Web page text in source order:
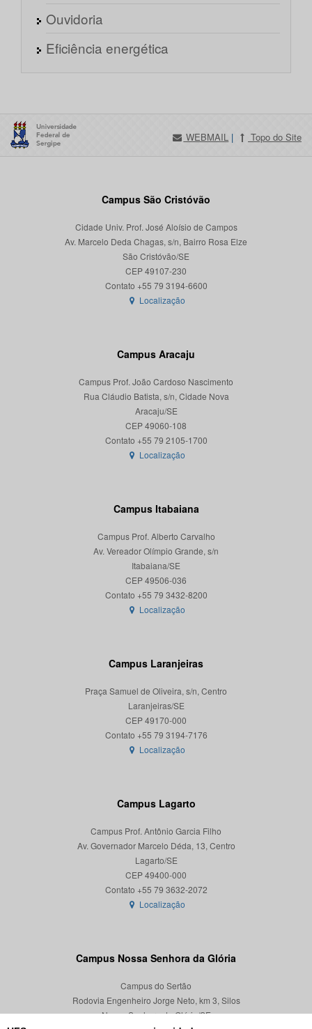
Ouvidoria
Eficiência energética
WEBMAIL | Topo do Site
Campus São Cristóvão
Cidade Univ. Prof. José Aloísio de Campos
Av. Marcelo Deda Chagas, s/n, Bairro Rosa Elze
São Cristóvão/SE
CEP 49107-230
Localização
Campus Aracaju
Campus Prof. João Cardoso Nascimento
Rua Cláudio Batista, s/n, Cidade Nova
Aracaju/SE
CEP 49060-108
Localização
Campus Itabaiana
Campus Prof. Alberto Carvalho
Av. Vereador Olímpio Grande, s/n
Itabaiana/SE
CEP 49506-036
Localização
Campus Laranjeiras
Praça Samuel de Oliveira, s/n, Centro
Laranjeiras/SE
CEP 49170-000
Localização
Campus Lagarto
Campus Prof. Antônio Garcia Filho
Av. Governador Marcelo Déda, 13, Centro
Lagarto/SE
CEP 49400-000
Localização
Campus Nossa Senhora da Glória
Campus do Sertão
Rodovia Engenheiro Jorge Neto, km 3, Silos
Nossa Senhora da Glória/SE